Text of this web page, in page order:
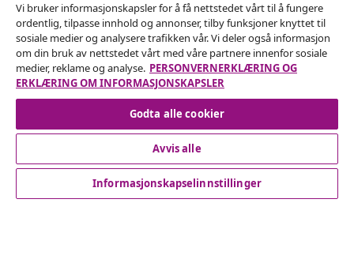
Angre på kontrakten
Send inn en angrerett for bestillingen din.
Angre på kontrakten
Kundeservice
Vi bruker informasjonskapsler for å få nettstedet vårt til å fungere
ordentlig, tilpasse innhold og annonser, tilby funksjoner knyttet til
sosiale medier og analysere trafikken vår. Vi deler også informasjon
om din bruk av nettstedet vårt med våre partnere innenfor sosiale
medier, reklame og analyse. PERSONVERNERKLÆRING OG
ERKLÆRING OM INFORMASJONSKAPSLER
Godta alle cookier
Avvis alle
Informasjonskapselinnstillinger